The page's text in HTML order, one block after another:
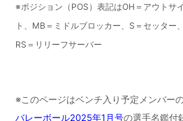
※ポジション（POS）表記はOH＝アウトサ
ト、MB＝ミドルブロッカー、S＝セッター
RS＝リリーフサーバー
※このページはベンチ入り予定メンバー
バレーボール2025年1月号の選手名鑑付